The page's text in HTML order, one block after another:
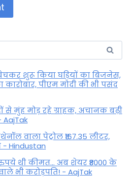
शुरू किया घड़ियों का बिजनेस,
पीएम मोदी की भी पसंद
से मुंह मोड़ रहे ग्राहक, अचानक बढ़ी
AajTak
वाला पेट्रोल ₹167.35 लीटर,
Hindustan
थी कीमत... अब शेयर ₹8000 के
भी करोड़पति! - AajTak